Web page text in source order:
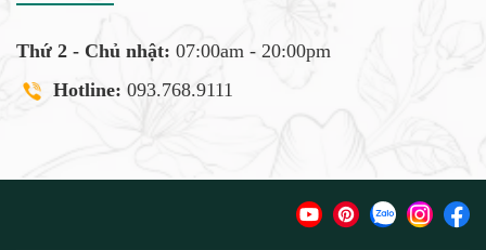
Thứ 2 - Chủ nhật: 07:00am - 20:00pm
Hotline: 093.768.9111